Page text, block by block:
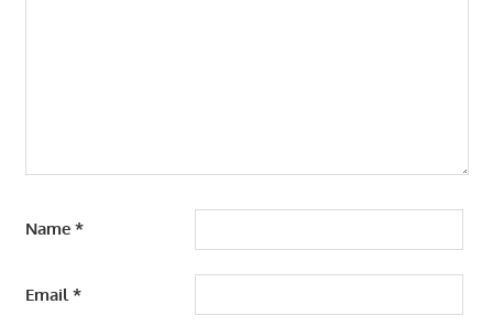
Name *
Email *